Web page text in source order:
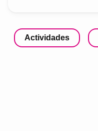
Actividades